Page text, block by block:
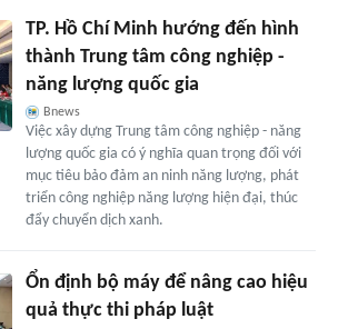
TP. Hồ Chí Minh hướng đến hình
thành Trung tâm công nghiệp -
năng lượng quốc gia
Bnews
Việc xây dựng Trung tâm công nghiệp - năng
lượng quốc gia có ý nghĩa quan trọng đối với
mục tiêu bảo đảm an ninh năng lượng, phát
triển công nghiệp năng lượng hiện đại, thúc
đẩy chuyển dịch xanh.
Ổn định bộ máy để nâng cao hiệu
quả thực thi pháp luật